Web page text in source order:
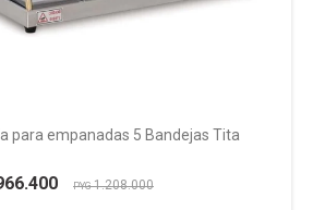
para empanadas 5 Bandejas Tita
PYG1.208.000